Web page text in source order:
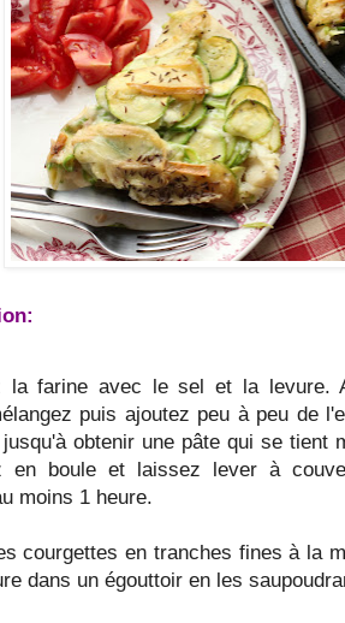
la farine avec le sel et la levure.
puis ajoutez peu à peu de
obtenir une pâte qui se tient
en boule et laissez lever à
moins 1 heure.
courgettes en tranches fines à la
dans un égouttoir en les